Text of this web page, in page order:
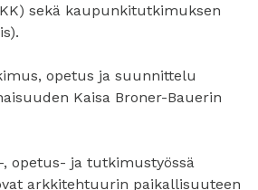
sekä kaupunkitutkimuksen
opetus ja suunnittelu
Kaisa Broner-Bauerin
opetus- ja tutkimustyössä
arkkitehtuurin paikallisuuteen